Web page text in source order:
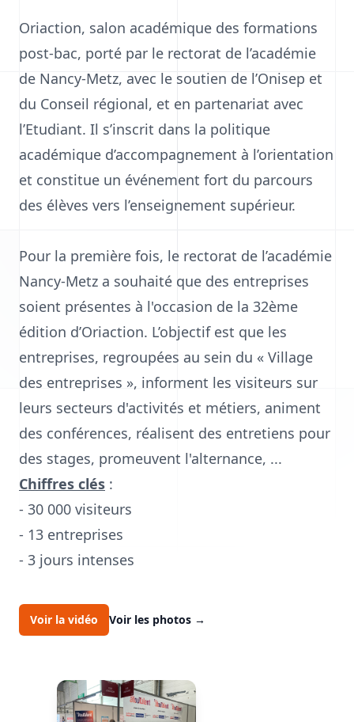
Oriaction, salon académique des formations
post-bac, porté par le rectorat de l’académie
de Nancy-Metz, avec le soutien de l’Onisep et
du Conseil régional, et en partenariat avec
l’Etudiant. Il s’inscrit dans la politique
académique d’accompagnement à l’orientation
et constitue un événement fort du parcours
des élèves vers l’enseignement supérieur.
Pour la première fois, le rectorat de l’académie
Nancy-Metz a souhaité que des entreprises
soient présentes à l'occasion de la 32ème
édition d’Oriaction. L’objectif est que les
entreprises, regroupées au sein du « Village
des entreprises », informent les visiteurs sur
leurs secteurs d'activités et métiers, animent
des conférences, réalisent des entretiens pour
des stages, promeuvent l'alternance, ...
Chiffres clés :
- 30 000 visiteurs
- 13 entreprises
- 3 jours intenses
Voir la vidéo Voir les photos →